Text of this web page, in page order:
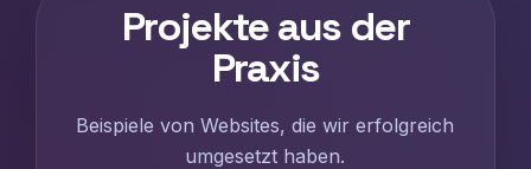
Projekte aus der
Praxis
Beispiele von Websites, die wir erfolgreich
umgesetzt haben.